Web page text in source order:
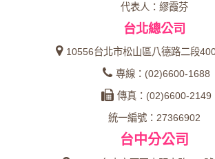
代表人：繆霞芬
台北總公司
10556台北市松山區八德路二段
專線：(02)6600-1688
傳真：(02)6600-2149
統一編號：27366902
台中分公司